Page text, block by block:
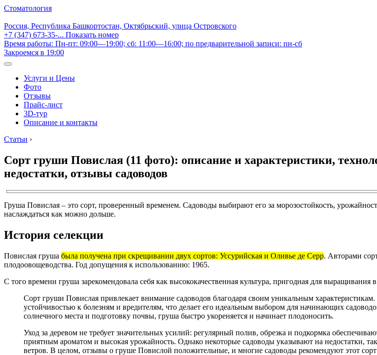
Стоматология
Россия, Республика Башкортостан, Октябрьский, улица Островского
+7 (347) 673-35-... Показать номер
Время работы: Пн-пт: 09:00—19:00; сб: 11:00—16:00; по предварительной записи: пн-сб
Закроемся в 19:00
Услуги и Цены
Фото
Отзывы
Прайс-лист
3D-тур
Описание и контакты
Статьи ›
Сорт груши Повислая (11 фото): описание и характеристики,
недостатки, отзывы садоводов
Груша Повислая – это сорт, проверенный временем. Садоводы выбирают его за морозостойкость,
наслаждаться как можно дольше.
История селекции
Повислая груша была получена при скрещивании двух сортов: Уссурийская и Оливье де Серр. Авторами
плодоовощеводства. Год допущения к использованию: 1965.
С того времени груша зарекомендовала себя как высококачественная культура, пригодная для
Сорт груши Повислая привлекает внимание садоводов благодаря своим уникальным
устойчивостью к болезням и вредителям, что делает его идеальным выбором для начинающих
солнечного места и подготовку почвы, груша быстро укореняется и начинает плодоносить.
Уход за деревом не требует значительных усилий: регулярный полив, обрезка и подкормка
приятным ароматом и высокая урожайность. Однако некоторые садоводы указывают на недостатки,
ветров. В целом, отзывы о груше Повислой положительные, и многие садоводы рекомендуют этот сорт